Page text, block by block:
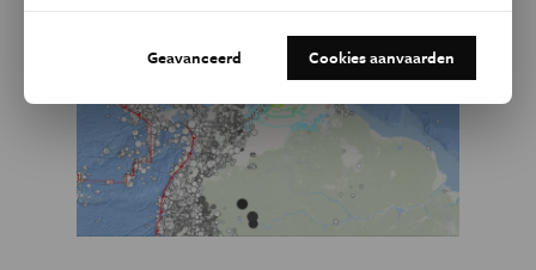
Geavanceerd Cookies aanvaarden